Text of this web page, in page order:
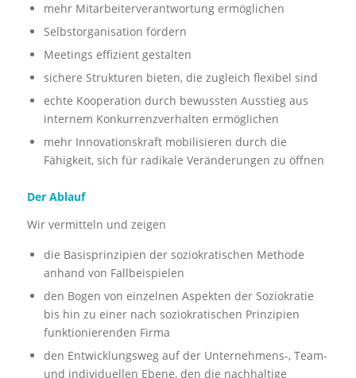
mehr Mitarbeiterverantwortung ermöglichen
Selbstorganisation fördern
Meetings effizient gestalten
sichere Strukturen bieten, die zugleich flexibel sind
echte Kooperation durch bewussten Ausstieg aus
internem Konkurrenzverhalten ermöglichen
mehr Innovationskraft mobilisieren durch die
Fähigkeit, sich für radikale Veränderungen zu öffnen
Der Ablauf
Wir vermitteln und zeigen
die Basisprinzipien der soziokratischen Methode
anhand von Fallbeispielen
den Bogen von einzelnen Aspekten der Soziokratie
bis hin zu einer nach soziokratischen Prinzipien
funktionierenden Firma
den Entwicklungsweg auf der Unternehmens-, Team-
und individuellen Ebene, den die nachhaltige